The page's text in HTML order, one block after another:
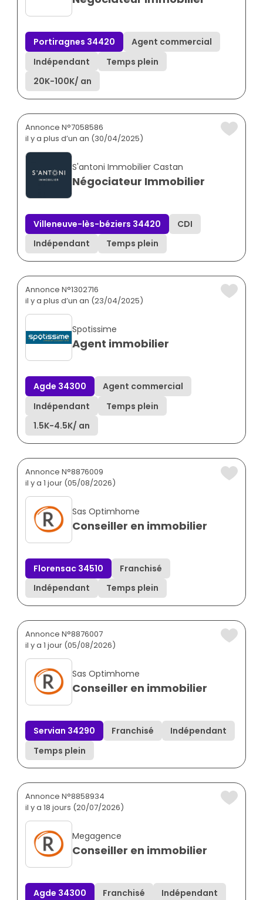
Portiragnes 34420
Agent commercial
Indépendant
Temps plein
20K-100K/ an
Annonce N°7058586
il y a plus d’un an (30/04/2025)
S'antoni Immobilier Castan
Négociateur Immobilier
Villeneuve-lès-béziers 34420
CDI
Indépendant
Temps plein
Annonce N°1302716
il y a plus d’un an (23/04/2025)
Spotissime
Agent immobilier
Agde 34300
Agent commercial
Indépendant
Temps plein
1.5K-4.5K/ an
Annonce N°8876009
il y a 1 jour (05/08/2026)
Sas Optimhome
Conseiller en immobilier
Florensac 34510
Franchisé
Indépendant
Temps plein
Annonce N°8876007
il y a 1 jour (05/08/2026)
Sas Optimhome
Conseiller en immobilier
Servian 34290 Franchisé
Indépendant
Temps plein
Annonce N°8858934
il y a 18 jours (20/07/2026)
Megagence
Conseiller en immobilier
Agde 34300 Franchisé
Indépendant